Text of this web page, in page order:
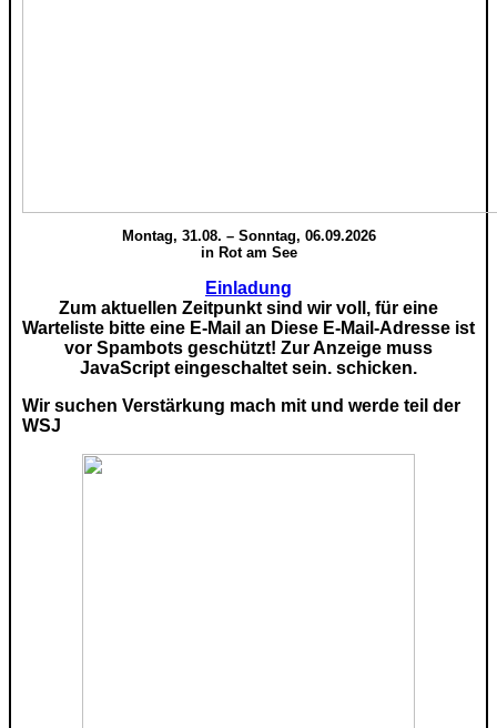
Montag, 31.08. – Sonntag, 06.09.2026
in Rot am See
Einladung
Zum aktuellen Zeitpunkt sind wir voll, für eine
Warteliste bitte eine E-Mail an Diese E-Mail-Adresse ist
vor Spambots geschützt! Zur Anzeige muss
JavaScript eingeschaltet sein. schicken.
Wir suchen Verstärkung mach mit und werde teil der
WSJ